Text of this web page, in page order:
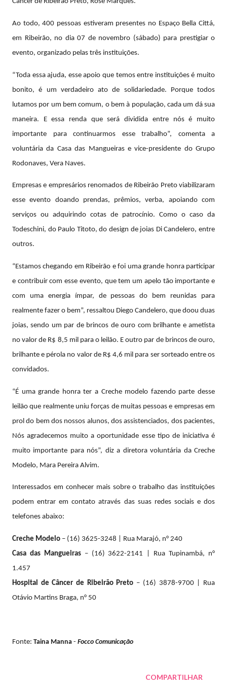
Ao todo, 400 pessoas estiveram presentes no Espaço Bella Cittá,
em Ribeirão, no dia 07 de novembro (sábado) para prestigiar o
evento, organizado pelas três instituições.
“Toda essa ajuda, esse apoio que temos entre instituições é muito
bonito, é um verdadeiro ato de solidariedade. Porque todos
lutamos por um bem comum, o bem à população, cada um dá sua
maneira. E essa renda que será dividida entre nós é muito
importante para continuarmos esse trabalho”, comenta a
voluntária da Casa das Mangueiras e vice-presidente do Grupo
Rodonaves, Vera Naves.
Empresas e empresários renomados de Ribeirão Preto viabilizaram
esse evento doando prendas, prêmios, verba, apoiando com
serviços ou adquirindo cotas de patrocínio. Como o caso da
Todeschini, do Paulo Titoto, do design de joias Di Candelero, entre
outros.
“Estamos chegando em Ribeirão e foi uma grande honra participar
e contribuir com esse evento, que tem um apelo tão importante e
com uma energia ímpar, de pessoas do bem reunidas para
realmente fazer o bem”, ressaltou Diego Candelero, que doou duas
joias, sendo um par de brincos de ouro com brilhante e ametista
no valor de R$ 8,5 mil para o leilão. E outro par de brincos de ouro,
brilhante e pérola no valor de R$ 4,6 mil para ser sorteado entre os
convidados.
“É uma grande honra ter a Creche modelo fazendo parte desse
leilão que realmente uniu forças de muitas pessoas e empresas em
prol do bem dos nossos alunos, dos assistenciados, dos pacientes,
Nós agradecemos muito a oportunidade esse tipo de iniciativa é
muito importante para nós”, diz a diretora voluntária da Creche
Modelo, Mara Pereira Alvim.
Interessados em conhecer mais sobre o trabalho das instituições
podem entrar em contato através das suas redes sociais e dos
telefones abaixo:
Creche Modelo – (16) 3625-3248 | Rua Marajó, n° 240
Casa das Mangueiras– (16) 3622-2141 | Rua Tupinambá, n°
1.457
Hospital de Câncer de Ribeirão Preto – (16) 3878-9700 | Rua
Otávio Martins Braga, n° 50
Fonte: Taina Manna - Focco Comunicação
COMPARTILHAR